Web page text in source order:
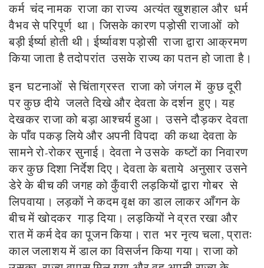
कर्म चंद नामक राजा का राज्य अत्यंत खुशहाल और धर्म
वैभव से परिपूर्ण था। जिसके कारण पड़ोसी राजाओं को
बड़ी ईर्ष्या होती थी। ईर्ष्यावश पड़ोसी राजा द्वारा आक्रमण
किया जाता है तदोपरांत उसके राज्य का पतन हो जाता है।
इन घटनाओं से चिंताग्रस्त राजा को जंगल में कुछ दूरी
पर कुछ दीये जलते दिखे और देवता के दर्शन हुए। यह
देखकर राजा को बड़ा आश्चर्य हुआ। उसने दौड़कर देवता
के पाँव पकड़ लिये और अपनी विपदा की कथा देवता के
सामने रो-रोकर सुनाई। देवता ने उसके कष्टों का निवारण
कर कुछ दिशा निर्देश दिए। देवता के बताये अनुसार उसने
डेरे के बीच की जगह को कुँवारी लड़कियों द्वारा गोबर से
लिपवाया। लड़कों ने कदम वृक्ष का डाल लाकर आँगन के
बीच में खोदकर गाड़ दिया। लड़कियों ने व्रत रखा और
रात में कर्म देव का पूजन किया। रात भर नृत्य चला, प्रातः
काल जलाशय में डाल का विसर्जन किया गया। राजा को